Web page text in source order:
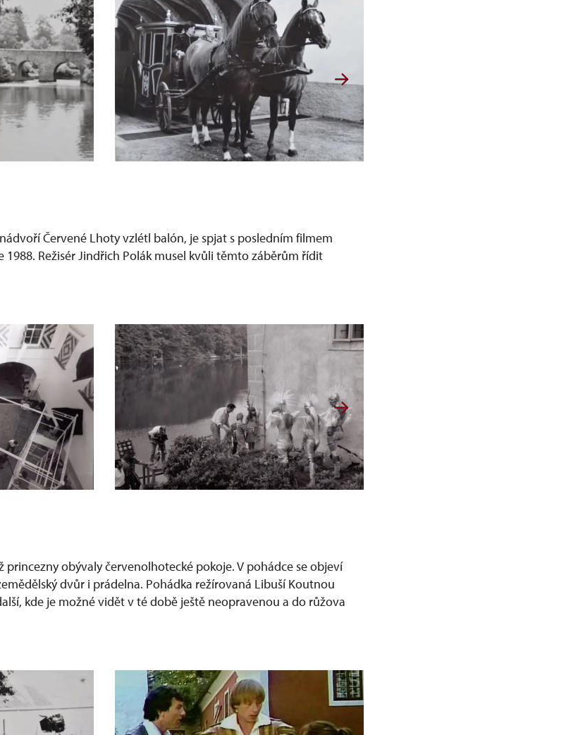
Červené Lhoty vzlétl balón, je spjat s posledním filmem
1988. Režisér Jindřich Polák musel kvůli těmto záběrům řídit
princezny obývaly červenolhotecké pokoje. V pohádce se objeví
dvůr i prádelna. Pohádka režírovaná Libuší Koutnou
kde je možné vidět v té době ještě neopravenou a do růžova